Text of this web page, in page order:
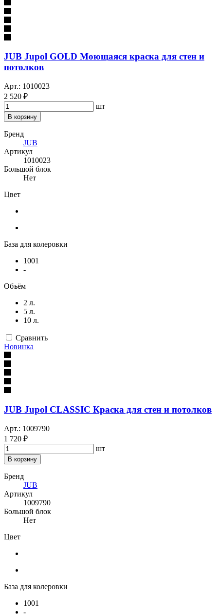
JUB Jupol GOLD Моющаяся краска для стен и
потолков
Арт.: 1010023
2 520 ₽
шт
В корзину
Бренд
JUB
Артикул
1010023
Большой блок
Нет
Цвет
База для колеровки
1001
-
Объём
2 л.
5 л.
10 л.
Сравнить
Новинка
JUB Jupol CLASSIC Краска для стен и потолков
Арт.: 1009790
1 720 ₽
шт
В корзину
Бренд
JUB
Артикул
1009790
Большой блок
Нет
Цвет
База для колеровки
1001
-